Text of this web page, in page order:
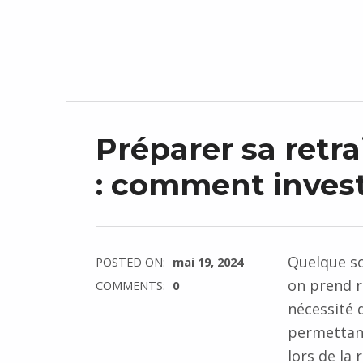
Préparer sa
: comment
POSTED ON: mai 19, 2024
COMMENTS: 0
Quelque
on prend
nécessité
lors de la